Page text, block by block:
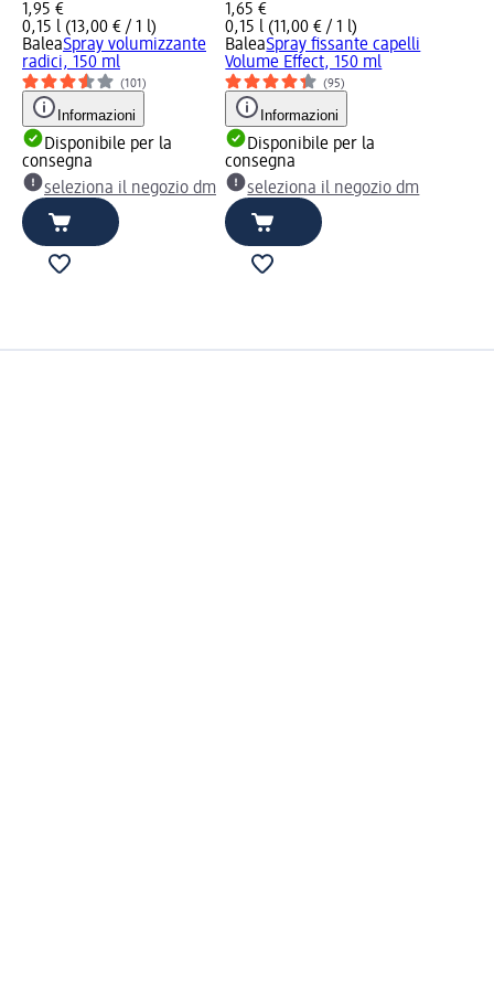
1,95 €
0,15 l (13,00 € / 1 l)
BaleaSpray volumizzante
radici, 150 ml
(101)
Informazioni
Disponibile per la
consegna
seleziona il negozio dm
1,65 €
0,15 l (11,00 € / 1 l)
BaleaSpray fissante capelli
Volume Effect, 150 ml
(95)
Informazioni
Disponibile per la
consegna
seleziona il negozio dm